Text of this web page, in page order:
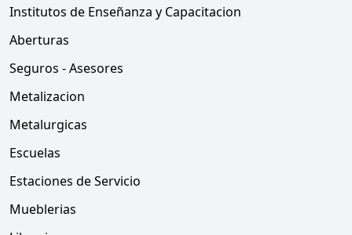
Institutos de Enseñanza y Capacitacion
Aberturas
Seguros - Asesores
Metalizacion
Metalurgicas
Escuelas
Estaciones de Servicio
Mueblerias